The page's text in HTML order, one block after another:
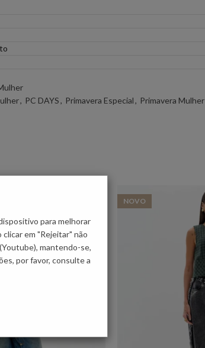
, PC DAYS, Primavera Especial, Primavera Mulher
NOVO
para melhorar
em "Rejeitar" não
mantendo-se,
por favor, consulte a